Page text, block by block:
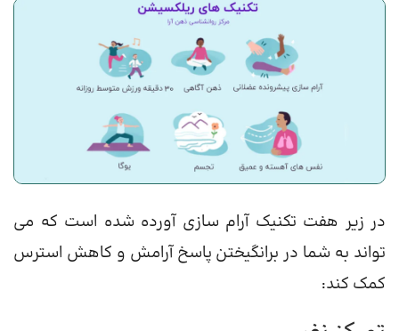
در زیر هفت تکنیک آرام سازی آورده شده است که می
تواند به شما در برانگیختن پاسخ آرامش و کاهش استرس
کمک کند: